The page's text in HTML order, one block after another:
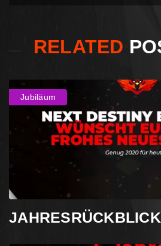
RELATED
Jubiläum